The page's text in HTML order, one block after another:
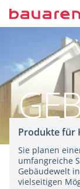
Suche
Produkte für
Sie planen
umfangreiche
Gebäudewelt
vielseitigen